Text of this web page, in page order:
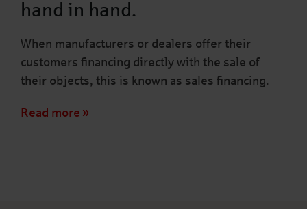
hand in hand.
When manufacturers or dealers offer their
customers financing directly with the sale of
their objects, this is known as sales financing.
Read more